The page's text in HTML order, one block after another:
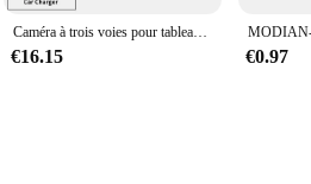
Caméra à trois voies pour tableau de bord de voiture, enregistreur vidéo DVR à 3 canaux HD 1080P, 3 objectifs, Dashcam
€16.15 €0.97